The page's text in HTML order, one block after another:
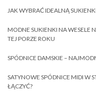
JAK WYBRAĆ IDEALNĄ
MODNE SUKIENKI NA WESELE
TEJ PORZE ROKU
SPÓDNICE DAMSKIE –
SATYNOWE SPÓDNICE MIDI W
ŁĄCZYĆ?